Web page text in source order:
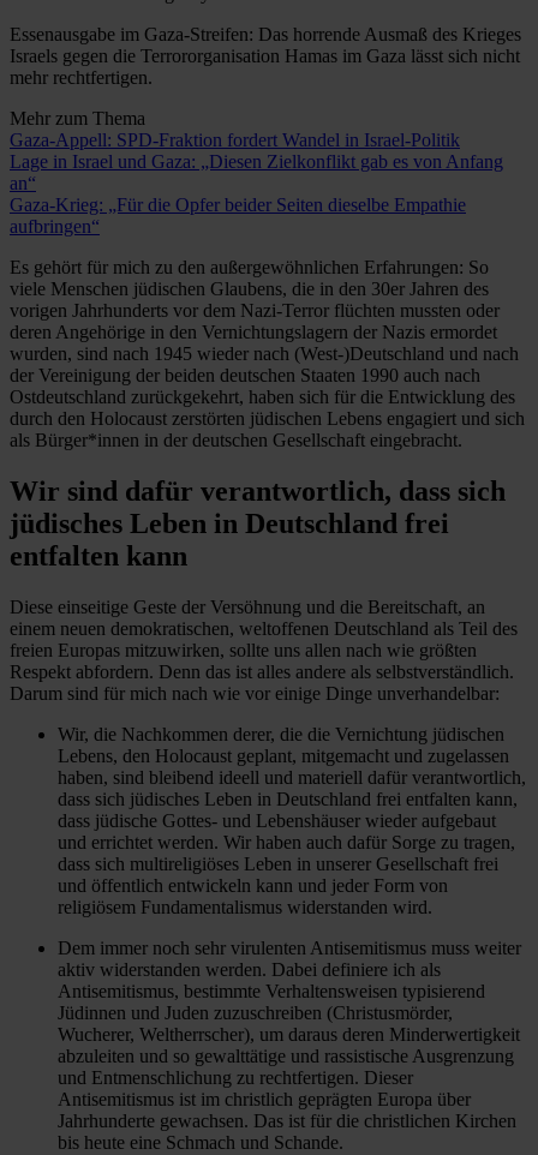
Essenausgabe im Gaza-Streifen: Das horrende Ausmaß des Krieges
Israels gegen die Terrororganisation Hamas im Gaza lässt sich nicht
mehr rechtfertigen.
Mehr zum Thema
Gaza-Appell: SPD-Fraktion fordert Wandel in Israel-Politik
Lage in Israel und Gaza: „Diesen Zielkonflikt gab es von Anfang
an“
Gaza-Krieg: „Für die Opfer beider Seiten dieselbe Empathie
aufbringen“
Es gehört für mich zu den außergewöhnlichen Erfahrungen: So
viele Menschen jüdischen Glaubens, die in den 30er Jahren des
vorigen Jahrhunderts vor dem Nazi-Terror flüchten mussten oder
deren Angehörige in den Vernichtungslagern der Nazis ermordet
wurden, sind nach 1945 wieder nach (West-)Deutschland und nach
der Vereinigung der beiden deutschen Staaten 1990 auch nach
Ostdeutschland zurückgekehrt, haben sich für die Entwicklung des
durch den Holocaust zerstörten jüdischen Lebens engagiert und sich
als Bürger*innen in der deutschen Gesellschaft eingebracht.
Wir sind dafür verantwortlich, dass sich
jüdisches Leben in Deutschland frei
entfalten kann
Diese einseitige Geste der Versöhnung und die Bereitschaft, an
einem neuen demokratischen, weltoffenen Deutschland als Teil des
freien Europas mitzuwirken, sollte uns allen nach wie größten
Respekt abfordern. Denn das ist alles andere als selbstverständlich.
Darum sind für mich nach wie vor einige Dinge unverhandelbar:
Wir, die Nachkommen derer, die die Vernichtung jüdischen
Lebens, den Holocaust geplant, mitgemacht und zugelassen
haben, sind bleibend ideell und materiell dafür verantwortlich,
dass sich jüdisches Leben in Deutschland frei entfalten kann,
dass jüdische Gottes- und Lebenshäuser wieder aufgebaut
und errichtet werden. Wir haben auch dafür Sorge zu tragen,
dass sich multireligiöses Leben in unserer Gesellschaft frei
und öffentlich entwickeln kann und jeder Form von
religiösem Fundamentalismus widerstanden wird.
Dem immer noch sehr virulenten Antisemitismus muss weiter
aktiv widerstanden werden. Dabei definiere ich als
Antisemitismus, bestimmte Verhaltensweisen typisierend
Jüdinnen und Juden zuzuschreiben (Christusmörder,
Wucherer, Weltherrscher), um daraus deren Minderwertigkeit
abzuleiten und so gewalttätige und rassistische Ausgrenzung
und Entmenschlichung zu rechtfertigen. Dieser
Antisemitismus ist im christlich geprägten Europa über
Jahrhunderte gewachsen. Das ist für die christlichen Kirchen
bis heute eine Schmach und Schande.